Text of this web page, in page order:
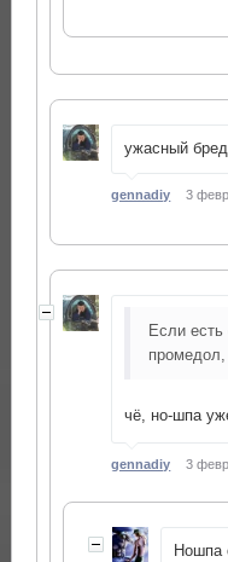
ужасный бред
gennadiy 3
Если
чё, но-шпа
gennadiy 3
Ношпа